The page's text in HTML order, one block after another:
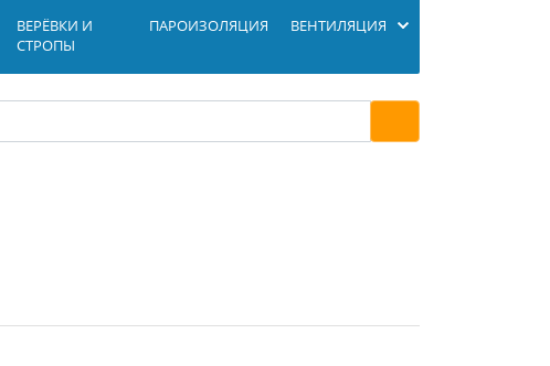
ВЕРЁВКИ И
СТРОПЫ
ПАРОИЗОЛЯЦИЯ ВЕНТИЛЯЦИЯ